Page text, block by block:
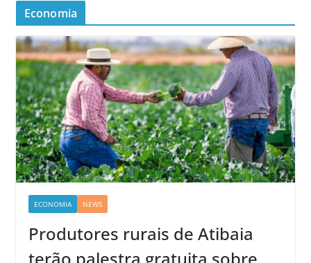
Economia
ECONOMIA NEWS
Produtores rurais de Atibaia